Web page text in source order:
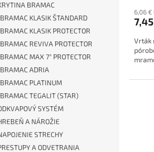
BRAMAC
BRAMAC KLASIK ŠTANDARD
BRAMAC KLASIK PROTECTOR
BRAMAC REVIVA PROTECTOR
BRAMAC MAX 7° PROTECTOR
BRAMAC ADRIA
BRAMAC PLATINUM
BRAMAC TEGALIT (STAR)
SYSTÉM
A NÁROŽIE
STRECHY
A ODVETRANIA
6,06 €
Vrták